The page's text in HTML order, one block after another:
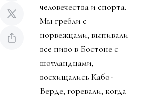
человечества и спорта.
Мы гребли с
норвежцами, выпивали
все пиво в Бостоне с
шотландцами,
восхищались Кабо-
Верде, горевали, когда